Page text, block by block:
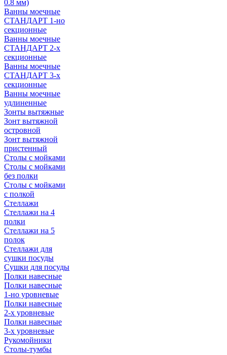
0.8 мм)
Ванны моечные
СТАНДАРТ 1-но
секционные
Ванны моечные
СТАНДАРТ 2-х
секционные
Ванны моечные
СТАНДАРТ 3-х
секционные
Ванны моечные
удлиненные
Зонты вытяжные
Зонт вытяжной
островной
Зонт вытяжной
пристенный
Столы с мойками
Столы с мойками
без полки
Столы с мойками
с полкой
Стеллажи
Стеллажи на 4
полки
Стеллажи на 5
полок
Стеллажи для
сушки посуды
Сушки для посуды
Полки навесные
Полки навесные
1-но уровневые
Полки навесные
2-х уровневые
Полки навесные
3-х уровневые
Рукомойники
Столы-тумбы